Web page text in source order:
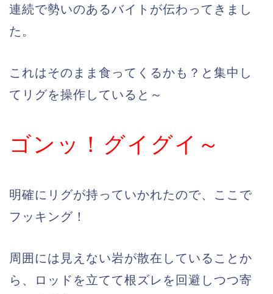
連続で勢いのあるバイトが伝わってきまし
た。
これはそのまま食ってくるかも？と集中し
てリグを操作していると～
ゴンッ！グイグイ～
明確にリグが持っていかれたので、ここで
フッキング！
周囲には見えない岩が散在していることか
ら、ロッドを立てて根ズレを回避しつつ寄